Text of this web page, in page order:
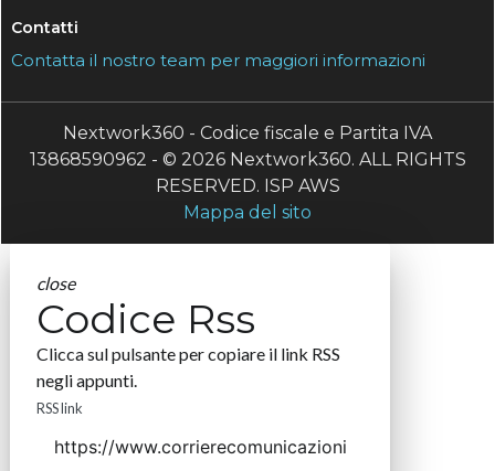
Contatti
Contatta il nostro team per maggiori informazioni
Nextwork360 - Codice fiscale e Partita IVA
13868590962 - © 2026 Nextwork360. ALL RIGHTS
RESERVED. ISP AWS
Mappa del sito
close
Codice Rss
Clicca sul pulsante per copiare il link RSS
negli appunti.
RSS link